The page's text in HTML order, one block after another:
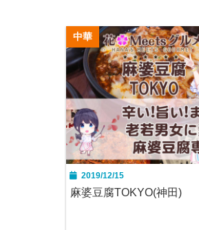
中華
2019/12/15
麻婆豆腐TOKYO(神田)